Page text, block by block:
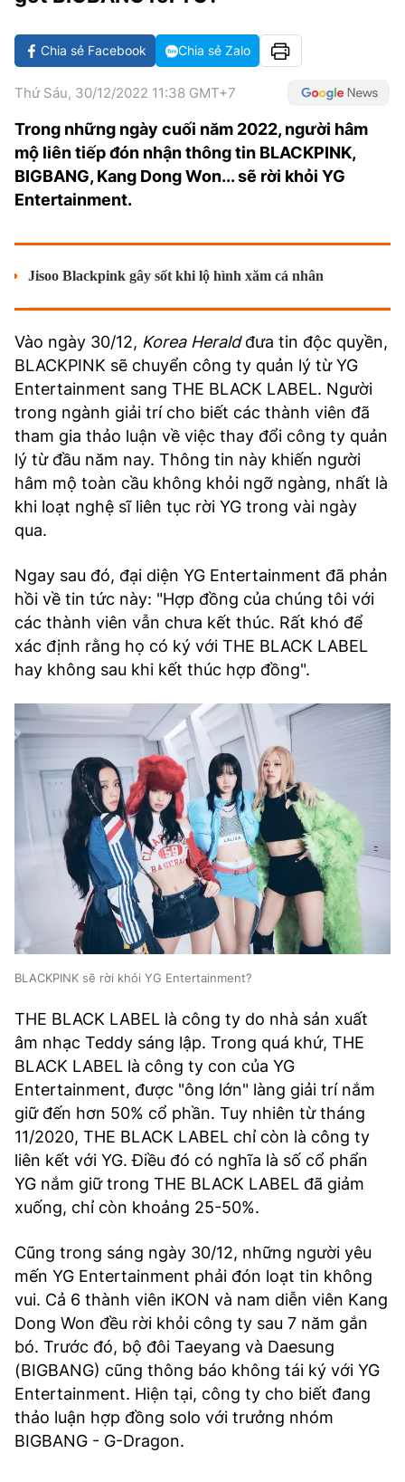
GOLF
CÁC CÚP CHÂU ÂU
BẢNG XẾP HẠNG
VĂN HÓA
GIẢI TRÍ
DIỄN ĐÀN
CÔNG NGHIỆP VĂN HÓA
NHỊP ĐẬP SỨC KHỎE
X-QUANG TIN ĐỒN
VIẾT LẠI ƯỚC MƠ
GIẢI TRÍ
PHIM
ÂM NHẠC
KBIZ
DU LỊCH
TIN TỨC
ĐIỂM ĐẾN
ẢNH
THẾ GIỚI SAO
HIGHTECH
TIÊU ĐIỂM - SPOTLIGHT
INFOGRAPHIC
E-MAGAZINE
ẢNH
BÁO GIẤY
TRA CỨU PHƯỜNG XÃ
CỐNG HIẾN
BÙI XUÂN PHÁI
TIỆN ÍCH
LIÊN HỆ QUẢNG CÁO
Hotline: 0981.119.189
Điện thoại: 024.38254756
MẠNG XÃ HỘI
Chia sẻ Facebook Chia sẻ Zalo
Thứ Sáu, 30/12/2022 11:38 GMT+7
Trong những ngày cuối năm 2022, người hâm
mộ liên tiếp đón nhận thông tin BLACKPINK,
BIGBANG, Kang Dong Won... sẽ rời khỏi YG
Entertainment.
Jisoo Blackpink gây sốt khi lộ hình xăm cá nhân
Vào ngày 30/12, Korea Heraldđưa tin độc quyền,
BLACKPINK sẽ chuyển công ty quản lý từ YG
Entertainment sang THE BLACK LABEL. Người
trong ngành giải trí cho biết các thành viên đã
tham gia thảo luận về việc thay đổi công ty quản
lý từ đầu năm nay. Thông tin này khiến người
hâm mộ toàn cầu không khỏi ngỡ ngàng, nhất là
khi loạt nghệ sĩ liên tục rời YG trong vài ngày
qua.
Ngay sau đó, đại diện YG Entertainment đã phản
hồi về tin tức này: "Hợp đồng của chúng tôi với
các thành viên vẫn chưa kết thúc. Rất khó để
xác định rằng họ có ký với THE BLACK LABEL
hay không sau khi kết thúc hợp đồng".
BLACKPINK sẽ rời khỏi YG Entertainment?
THE BLACK LABEL là công ty do nhà sản xuất
âm nhạc Teddy sáng lập. Trong quá khứ, THE
BLACK LABEL là công ty con của YG
Entertainment, được "ông lớn" làng giải trí nắm
giữ đến hơn 50% cổ phần. Tuy nhiên từ tháng
11/2020, THE BLACK LABEL chỉ còn là công ty
liên kết với YG. Điều đó có nghĩa là số cổ phẩn
YG nắm giữ trong THE BLACK LABEL đã giảm
xuống, chỉ còn khoảng 25-50%.
Cũng trong sáng ngày 30/12, những người yêu
mến YG Entertainment phải đón loạt tin không
vui. Cả 6 thành viên iKON và nam diễn viên Kang
Dong Won đều rời khỏi công ty sau 7 năm gắn
bó. Trước đó, bộ đôi Taeyang và Daesung
(BIGBANG) cũng thông báo không tái ký với YG
Entertainment. Hiện tại, công ty cho biết đang
thảo luận hợp đồng solo với trưởng nhóm
BIGBANG - G-Dragon.